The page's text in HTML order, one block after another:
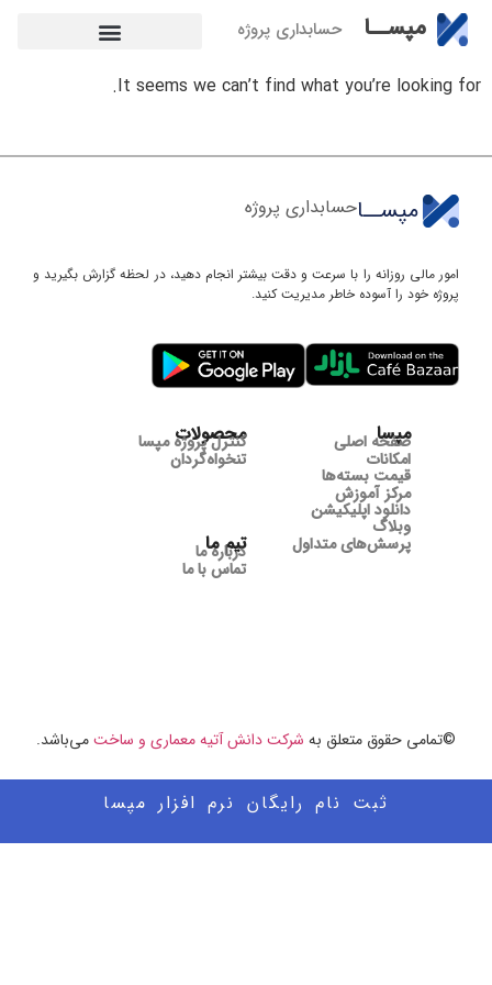
مپســا حسابداری پروژه
It seems we can’t find what you’re looking for.
مپســاحسابداری پروژه
امور مالی روزانه را با سرعت و دقت بیشتر انجام دهید، در لحظه گزارش‌ بگیرید و
پروژه خود را آسوده خاطر مدیریت کنید.
مپسا
صفحه اصلی
امکانات
قیمت بسته‌ها
مرکز آموزش
دانلود اپلیکیشن
وبلاگ
پرسش‌های متداول
محصولات
کنترل پروژه مپسا
تنخواه‌گردان
تیم ما
درباره ما
تماس با ما
©تمامی حقوق متعلق به شرکت دانش آتیه معماری و ساختمی‌باشد.
ثبت نام رایگان نرم افزار مپسا